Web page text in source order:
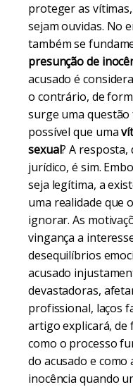
proteger as
sejam ouvidas. No
também se
presunção de
acusado é
o contrário, de
surge uma questão
possível que uma
sexual? A
jurídico, é sim.
seja legítima, a
uma realidade que
ignorar. As
vingança a
desequilíbrios
acusado
devastadoras,
profissional, laços
artigo explicará, de
como o processo
do acusado e
inocência quando